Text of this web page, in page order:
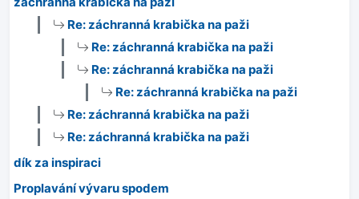
Re: záchranná krabička na paži
Re: záchranná krabička na paži
Re: záchranná krabička na paži
Re: záchranná krabička na paži
Re: záchranná krabička na paži
Re: záchranná krabička na paži
dík za inspiraci
Proplavání vývaru spodem